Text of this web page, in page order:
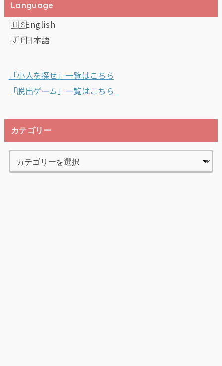
Language
English
日本語
「小人を探せ」一覧はこちら
「脱出ゲーム」一覧はこちら
カテゴリー